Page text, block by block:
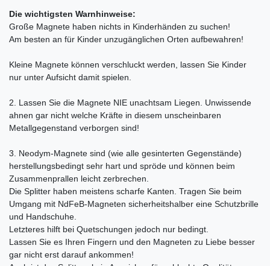
Die wichtigsten Warnhinweise:
Große Magnete haben nichts in Kinderhänden zu suchen!
Am besten an für Kinder unzugänglichen Orten aufbewahren!
Kleine Magnete können verschluckt werden, lassen Sie Kinder
nur unter Aufsicht damit spielen.
2. Lassen Sie die Magnete NIE unachtsam Liegen. Unwissende
ahnen gar nicht welche Kräfte in diesem unscheinbaren
Metallgegenstand verborgen sind!
3. Neodym-Magnete sind (wie alle gesinterten Gegenstände)
herstellungsbedingt sehr hart und spröde und können beim
Zusammenprallen leicht zerbrechen.
Die Splitter haben meistens scharfe Kanten. Tragen Sie beim
Umgang mit NdFeB-Magneten sicherheitshalber eine Schutzbrille
und Handschuhe.
Letzteres hilft bei Quetschungen jedoch nur bedingt.
Lassen Sie es Ihren Fingern und den Magneten zu Liebe besser
gar nicht erst darauf ankommen!